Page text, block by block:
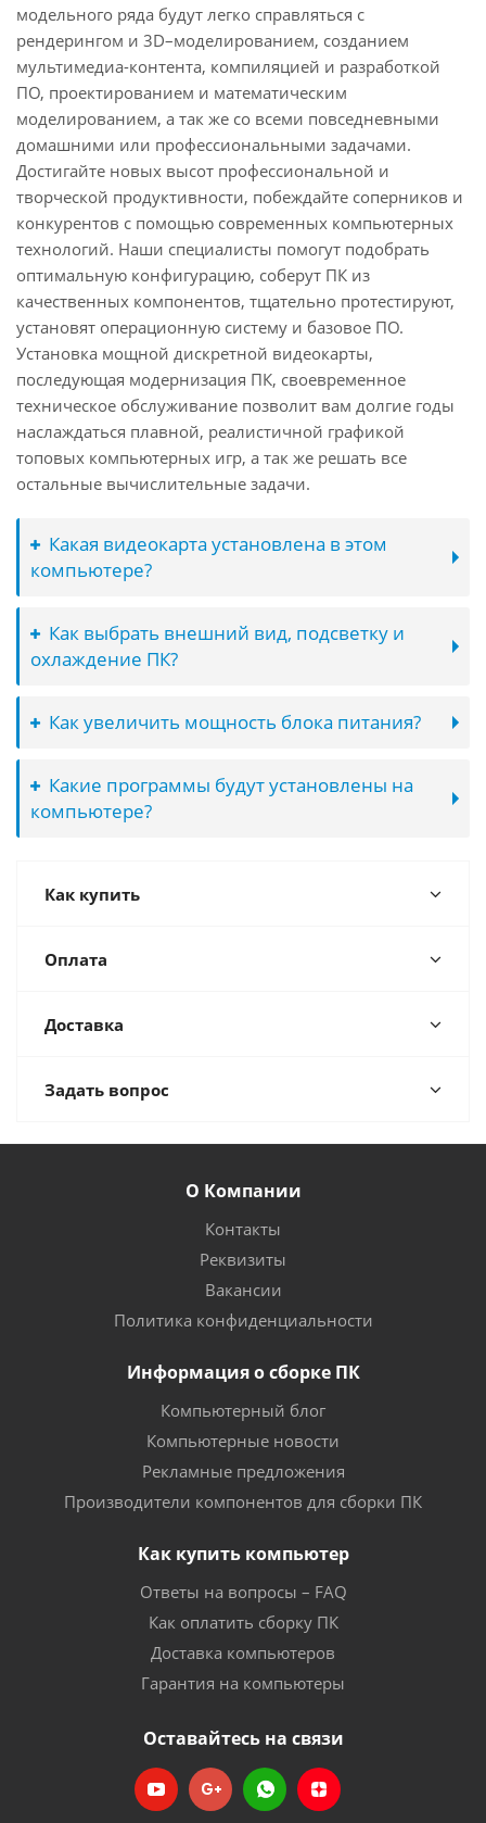
модельного ряда будут легко справляться с
рендерингом и 3D–моделированием, созданием
мультимедиа-контента, компиляцией и разработкой
ПО, проектированием и математическим
моделированием, а так же со всеми повседневными
домашними или профессиональными задачами.
Достигайте новых высот профессиональной и
творческой продуктивности, побеждайте соперников и
конкурентов с помощью современных компьютерных
технологий. Наши специалисты помогут подобрать
оптимальную конфигурацию, соберут ПК из
качественных компонентов, тщательно протестируют,
установят операционную систему и базовое ПО.
Установка мощной дискретной видеокарты,
последующая модернизация ПК, своевременное
техническое обслуживание позволит вам долгие годы
наслаждаться плавной, реалистичной графикой
топовых компьютерных игр, а так же решать все
остальные вычислительные задачи.
Какая видеокарта установлена в этом
компьютере?
Как выбрать внешний вид, подсветку и
охлаждение ПК?
Как увеличить мощность блока питания?
Какие программы будут установлены на
компьютере?
Как купить
Оплата
Доставка
Задать вопрос
О Компании
Контакты
Реквизиты
Вакансии
Политика конфиденциальности
Информация о сборке ПК
Компьютерный блог
Компьютерные новости
Рекламные предложения
Производители компонентов для сборки ПК
Как купить компьютер
Ответы на вопросы – FAQ
Как оплатить сборку ПК
Доставка компьютеров
Гарантия на компьютеры
Оставайтесь на связи